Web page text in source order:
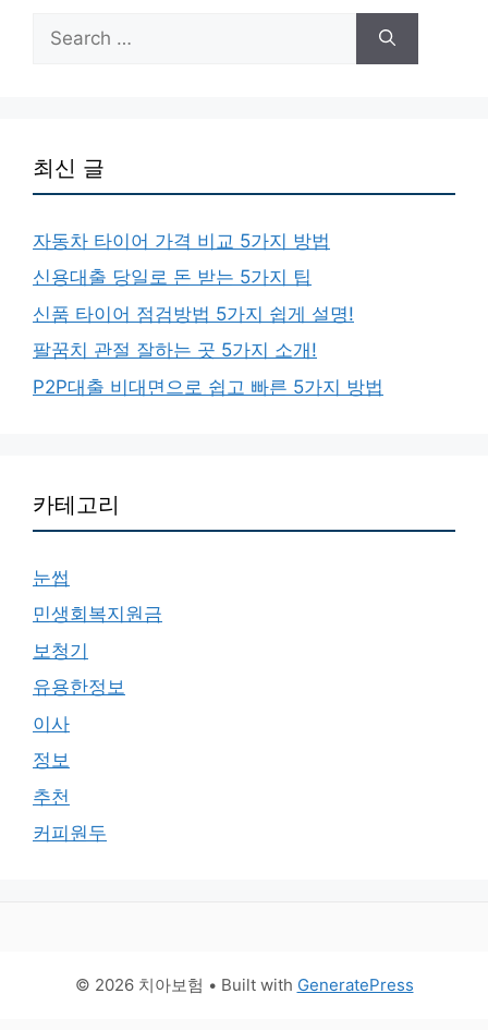
for:
최신 글
자동차 타이어 가격 비교 5가지 방법
신용대출 당일로 돈 받는 5가지 팁
신품 타이어 점검방법 5가지 쉽게 설명!
팔꿈치 관절 잘하는 곳 5가지 소개!
P2P대출 비대면으로 쉽고 빠른 5가지 방법
카테고리
눈썹
민생회복지원금
보청기
유용한정보
이사
정보
추천
커피원두
© 2026 치아보험 • Built with GeneratePress